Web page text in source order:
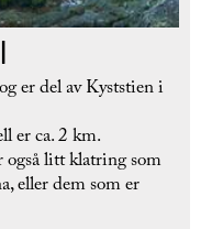
er del av Kyststien i
er ca. 2 km.
litt klatring som
eller dem som er